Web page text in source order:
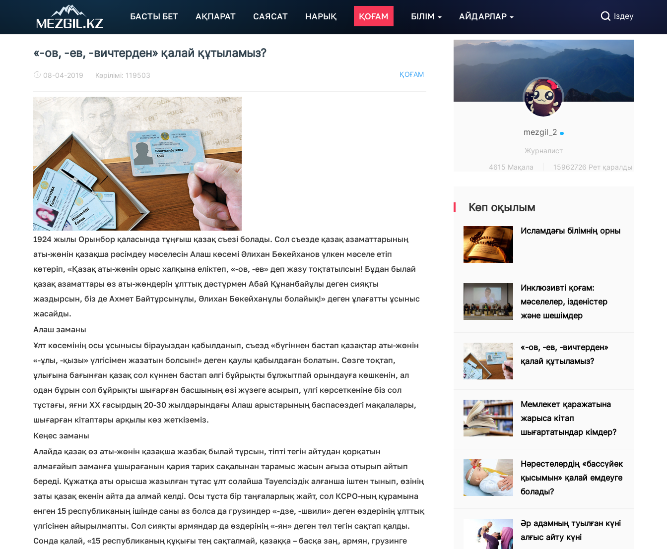
БАСТЫ БЕТ АҚПАРАТ САЯСАТ НАРЫҚ ҚОҒАМ БІЛІМ АЙДАРЛАР Іздеу
«-ов, -ев, -вичтерден» қалай құтыламыз?
ҚОҒАМ
08-04-2019 Көрілімі: 119503
1924 жылы Орынбор қаласында тұңғыш қазақ съезі болады. Сол съезде қазақ азаматтарының
аты-жөнін қазақша рәсімдеу мәселесін Алаш көсемі Әлихан Бөкейханов үлкен мәселе етіп
көтеріп, «Қазақ аты-жөнін орыс халқына еліктеп, «-ов, -ев» деп жазу тоқтатылсын! Бұдан былай
қазақ азаматтары өз аты-жөндерін ұлттық дәстүрмен Абай Құнанбайұлы деген сияқты
жаздырсын, біз де Ахмет Байтұрсынұлы, Әлихан Бөкейханұлы болайық!» деген ұлағатты ұсыныс
жасайды.
Алаш заманы
Ұлт көсемінің осы ұсынысы бірауыздан қабылданып, съезд «бүгіннен бастап қазақтар аты-жөнін
«-ұлы, -қызы» үлгісімен жазатын болсын!» деген қаулы қабылдаған болатын. Сөзге тоқтап,
ұлығына бағынған қазақ сол күннен бастап әлгі бұйрықты бұлжытпай орындауға көшкенін, ал
одан бұрын сол бұйрықты шығарған басшының өзі жүзеге асырып, үлгі көрсеткеніне біз сол
тұстағы, яғни ХХ ғасырдың 20-30 жылдарындағы Алаш арыстарының баспасөздегі мақалалары,
шығарған кітаптары арқылы көз жеткіземіз.
Кеңес заманы
Алайда қазақ өз аты-жөнін қазақша жазбақ былай тұрсын, тіпті тегін айтудан қорқатын
алмағайып заманға ұшырағанын қария тарих сақалынан тарамыс жасын ағыза отырып айтып
береді. Құжатқа аты орысша жазылған тұтас ұлт солайша Тәуелсіздік алғанша іштен тынып, өзінің
заты қазақ екенін айта да алмай келді. Осы тұста бір таңғаларлық жайт, сол КСРО-ның құрамына
енген 15 республиканың ішінде саны аз болса да грузиндер «-дзе, -швили» деген өздерінің ұлттық
үлгісінен айырылмапты. Сол сияқты армяндар да өздерінің «-ян» деген төл тегін сақтап қалды.
Сонда қалай, «15 республиканың құқығы тең сақталмай, қазаққа – басқа заң, армян, грузинге
mezgil_2
Журналист
4615 Мақала
15962726 Рет қаралды
Көп оқылым
Ислaмдaғы білімнің орны
Инклюзивті қоғам:
мәселелер, ізденістер
және шешімдер
«-ов, -ев, -вичтерден»
қалай құтыламыз?
Мемлекет қаражатына
жарыса кітап
шығартатындар кімдер?
Нәрестелердің «бассүйек
қысымын» қалай емдеуге
болады?
Әр адамның туылған күні
алғыс айту күні